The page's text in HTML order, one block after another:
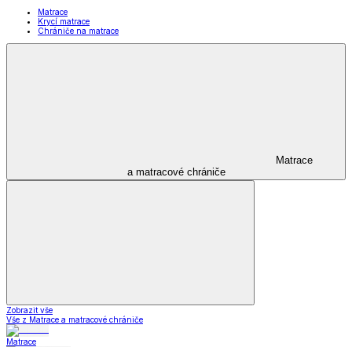
Matrace
Krycí matrace
Chrániče na matrace
Matrace
a matracové chrániče
Zobrazit vše
Vše z Matrace a matracové chrániče
Matrace